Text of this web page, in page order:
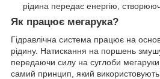
рідина передає енергію,
Як працює мегарука?
Гідравлічна система працює на
рідину. Натискання на поршень
передаючи силу на суглоби
самий принцип, який використовують